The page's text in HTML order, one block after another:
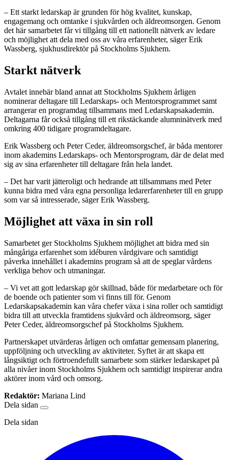
– Ett starkt ledarskap är grunden för hög kvalitet, kunskap,
engagemang och omtanke i sjukvården och äldreomsorgen. Genom
det här samarbetet får vi tillgång till ett nationellt nätverk av ledare
och möjlighet att dela med oss av våra erfarenheter, säger Erik
Wassberg, sjukhusdirektör på Stockholms Sjukhem.
Starkt nätverk
Avtalet innebär bland annat att Stockholms Sjukhem årligen
nominerar deltagare till Ledarskaps- och Mentorsprogrammet samt
arrangerar en programdag tillsammans med Ledarskapsakademin.
Deltagarna får också tillgång till ett rikstäckande alumninätverk med
omkring 400 tidigare programdeltagare.
Erik Wassberg och Peter Ceder, äldreomsorgschef, är båda mentorer
inom akademins Ledarskaps- och Mentorsprogram, där de delat med
sig av sina erfarenheter till deltagare från hela landet.
– Det har varit jätteroligt och hedrande att tillsammans med Peter
kunna bidra med våra egna personliga ledarerfarenheter till en grupp
som var så intresserade, säger Erik Wassberg.
Möjlighet att växa in sin roll
Samarbetet ger Stockholms Sjukhem möjlighet att bidra med sin
mångåriga erfarenhet som idéburen vårdgivare och samtidigt
påverka innehållet i akademins program så att de speglar vårdens
verkliga behov och utmaningar.
– Vi vet att gott ledarskap gör skillnad, både för medarbetare och för
de boende och patienter som vi finns till för. Genom
Ledarskapsakademin kan våra chefer växa i sina roller och samtidigt
bidra till att utveckla framtidens sjukvård och äldreomsorg, säger
Peter Ceder, äldreomsorgschef på Stockholms Sjukhem.
Partnerskapet utvärderas årligen och omfattar gemensam planering,
uppföljning och utveckling av aktiviteter. Syftet är att skapa ett
långsiktigt och förtroendefullt samarbete som stärker ledarskapet på
alla nivåer inom Stockholms Sjukhem och samtidigt inspirerar andra
aktörer inom vård och omsorg.
Redaktör: Mariana Lind
Dela sidan
Dela sidan